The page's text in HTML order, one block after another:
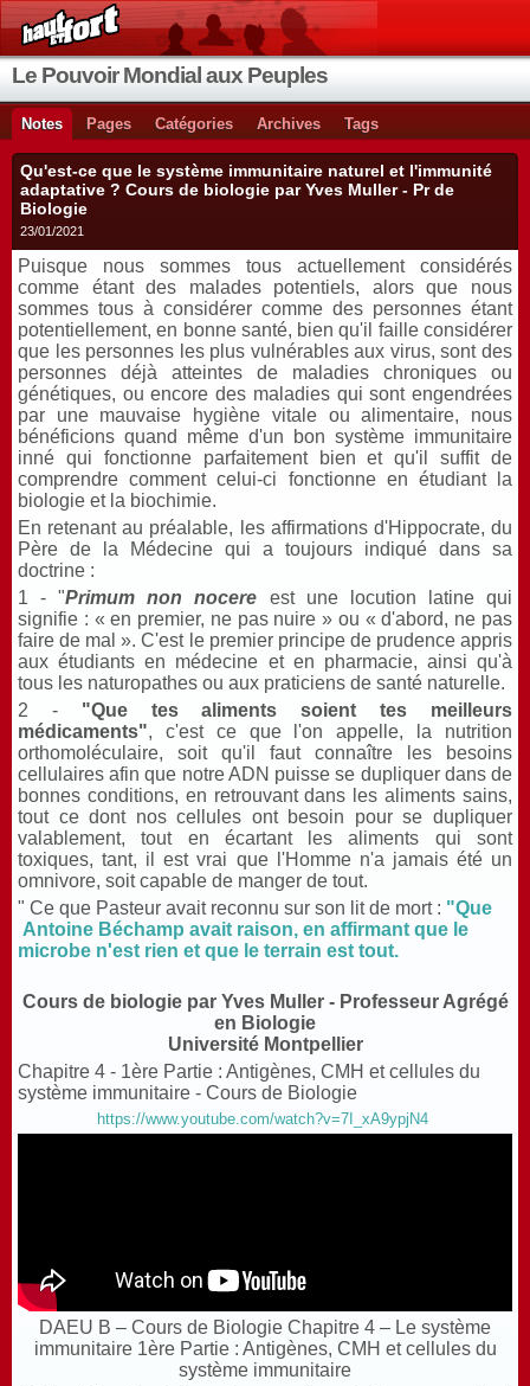
Le Pouvoir Mondial aux Peuples
Notes Pages Catégories Archives Tags
Qu'est-ce que le système immunitaire naturel et l'immunité
adaptative ? Cours de biologie par Yves Muller - Pr de
Biologie
23/01/2021
Puisque nous sommes tous actuellement considérés
comme étant des malades potentiels, alors que nous
sommes tous à considérer comme des personnes étant
potentiellement, en bonne santé, bien qu'il faille considérer
que les personnes les plus vulnérables aux virus, sont des
personnes déjà atteintes de maladies chroniques ou
génétiques, ou encore des maladies qui sont engendrées
par une mauvaise hygiène vitale ou alimentaire, nous
bénéficions quand même d'un bon système immunitaire
inné qui fonctionne parfaitement bien et qu'il suffit de
comprendre comment celui-ci fonctionne en étudiant la
biologie et la biochimie.
En retenant au préalable, les affirmations d'Hippocrate, du
Père de la Médecine qui a toujours indiqué dans sa
doctrine :
1 - "Primum non nocere est une locution latine qui
signifie : « en premier, ne pas nuire » ou « d'abord, ne pas
faire de mal ». C'est le premier principe de prudence appris
aux étudiants en médecine et en pharmacie, ainsi qu'à
tous les naturopathes ou aux praticiens de santé naturelle.
2 - "Que tes aliments soient tes meilleurs
médicaments", c'est ce que l'on appelle, la nutrition
orthomoléculaire, soit qu'il faut connaître les besoins
cellulaires afin que notre ADN puisse se dupliquer dans de
bonnes conditions, en retrouvant dans les aliments sains,
tout ce dont nos cellules ont besoin pour se dupliquer
valablement, tout en écartant les aliments qui sont
toxiques, tant, il est vrai que l'Homme n'a jamais été un
omnivore, soit capable de manger de tout.
" Ce que Pasteur avait reconnu sur son lit de mort : "Que
Antoine Béchamp avait raison, en affirmant que le
microbe n'est rien et que le terrain est tout.
Cours de biologie par Yves Muller - Professeur Agrégé
en Biologie
Université Montpellier
Chapitre 4 - 1ère Partie : Antigènes, CMH et cellules du
système immunitaire - Cours de Biologie
https://www.youtube.com/watch?v=7I_xA9ypjN4
DAEU B – Cours de Biologie Chapitre 4 – Le système
immunitaire 1ère Partie : Antigènes, CMH et cellules du
système immunitaire